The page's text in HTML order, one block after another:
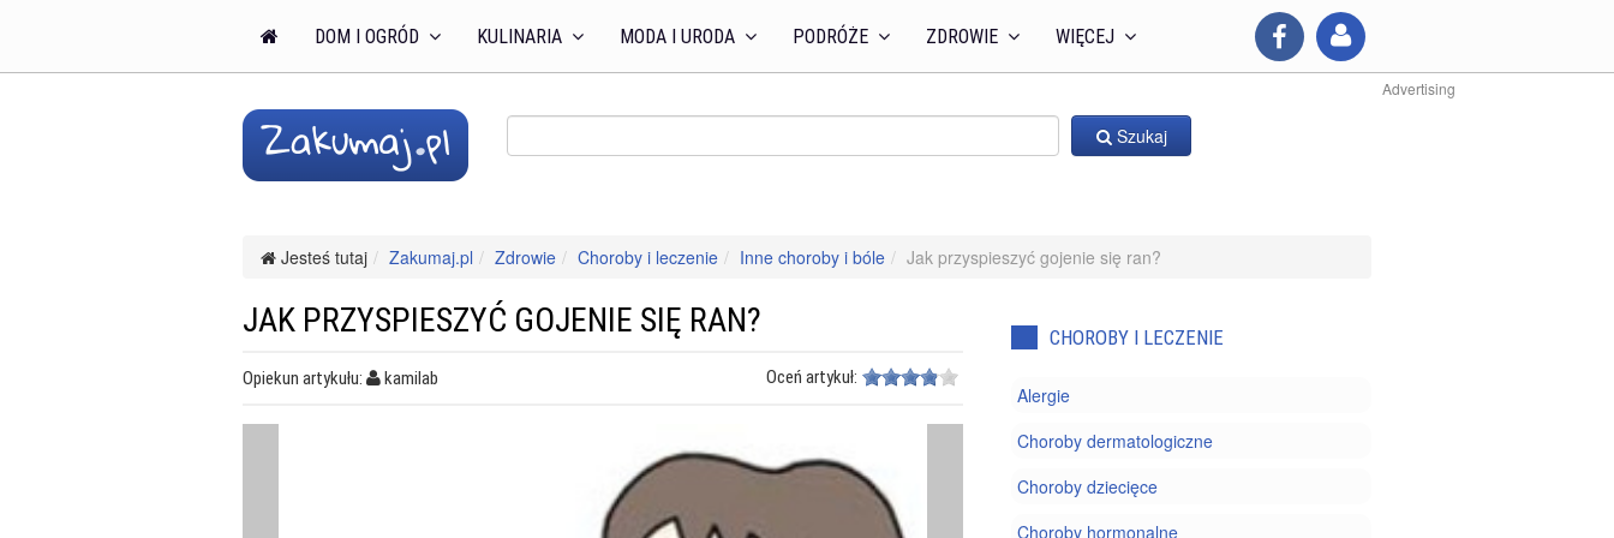
DOM I OGRÓD KULINARIA MODA I URODA PODRÓŻE ZDROWIE WIĘCEJ
Advertising
Szukaj
Jesteś tutaj Zakumaj.pl Zdrowie Choroby i leczenie Inne choroby i bóle Jak przyspieszyć gojenie się ran?
JAK PRZYSPIESZYĆ GOJENIE SIĘ RAN?
Opiekun artykułu: kamilab Oceń artykuł:
CHOROBY I LECZENIE
Alergie
Choroby dermatologiczne
Choroby dziecięce
Choroby hormonalne